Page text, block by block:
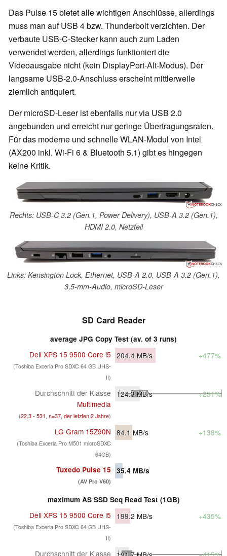
Das Pulse 15 bietet alle wichtigen Anschlüsse, allerdings
muss man auf USB 4 bzw. Thunderbolt verzichten. Der
verbaute USB-C-Stecker kann auch zum Laden
verwendet werden, allerdings funktioniert die
Videoausgabe nicht (kein DisplayPort-Alt-Modus). Der
langsame USB-2.0-Anschluss erscheint mittlerweile
ziemlich antiquiert.
Der microSD-Leser ist ebenfalls nur via USB 2.0
angebunden und erreicht nur geringe Übertragungsraten.
Für das moderne und schnelle WLAN-Modul von Intel
(AX200 inkl. Wi-Fi 6 & Bluetooth 5.1) gibt es hingegen
keine Kritik.
Rechts: USB-C 3.2 (Gen.1, Power Delivery), USB-A 3.2 (Gen.1),
HDMI 2.0, Netzteil
Links: Kensington Lock, Ethernet, USB-A 2.0, USB-A 3.2 (Gen.1),
3,5-mm-Audio, microSD-Leser
SD Card Reader
average JPG Copy Test (av. of 3 runs)
Dell XPS 15 9500 Core i5
(Toshiba Exceria Pro SDXC 64 GB UHS-
II)
204.4 MB/s +477%
Durchschnitt der Klasse
Multimedia
(22.3 - 531, n=37, der letzten 2 Jahre)
124.3 MB/s +251%
LG Gram 15Z90N
(Toshiba Exceria Pro M501 microSDXC
64GB)
84.1 MB/s +138%
Tuxedo Pulse 15
(AV Pro V60)
35.4 MB/s
maximum AS SSD Seq Read Test (1GB)
Dell XPS 15 9500 Core i5
(Toshiba Exceria Pro SDXC 64 GB UHS-
II)
199.2 MB/s +435%
Durchschnitt der Klasse